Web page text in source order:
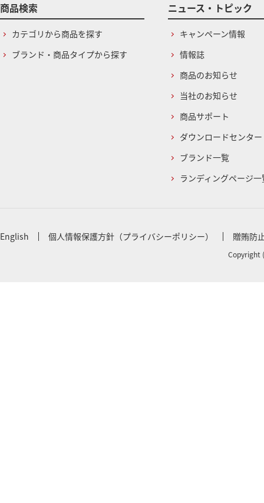
商品検索
カテゴリから商品を探す
ブランド・商品タイプから探す
ニュース・トピック
キャンペーン情報
情報誌
商品のお知らせ
当社のお知らせ
商品サポート
ダウンロードセンター
ブランド一覧
ランディングページ一
English 個人情報保護方針（プライバシーポリシー） 贈賄防
Copyright